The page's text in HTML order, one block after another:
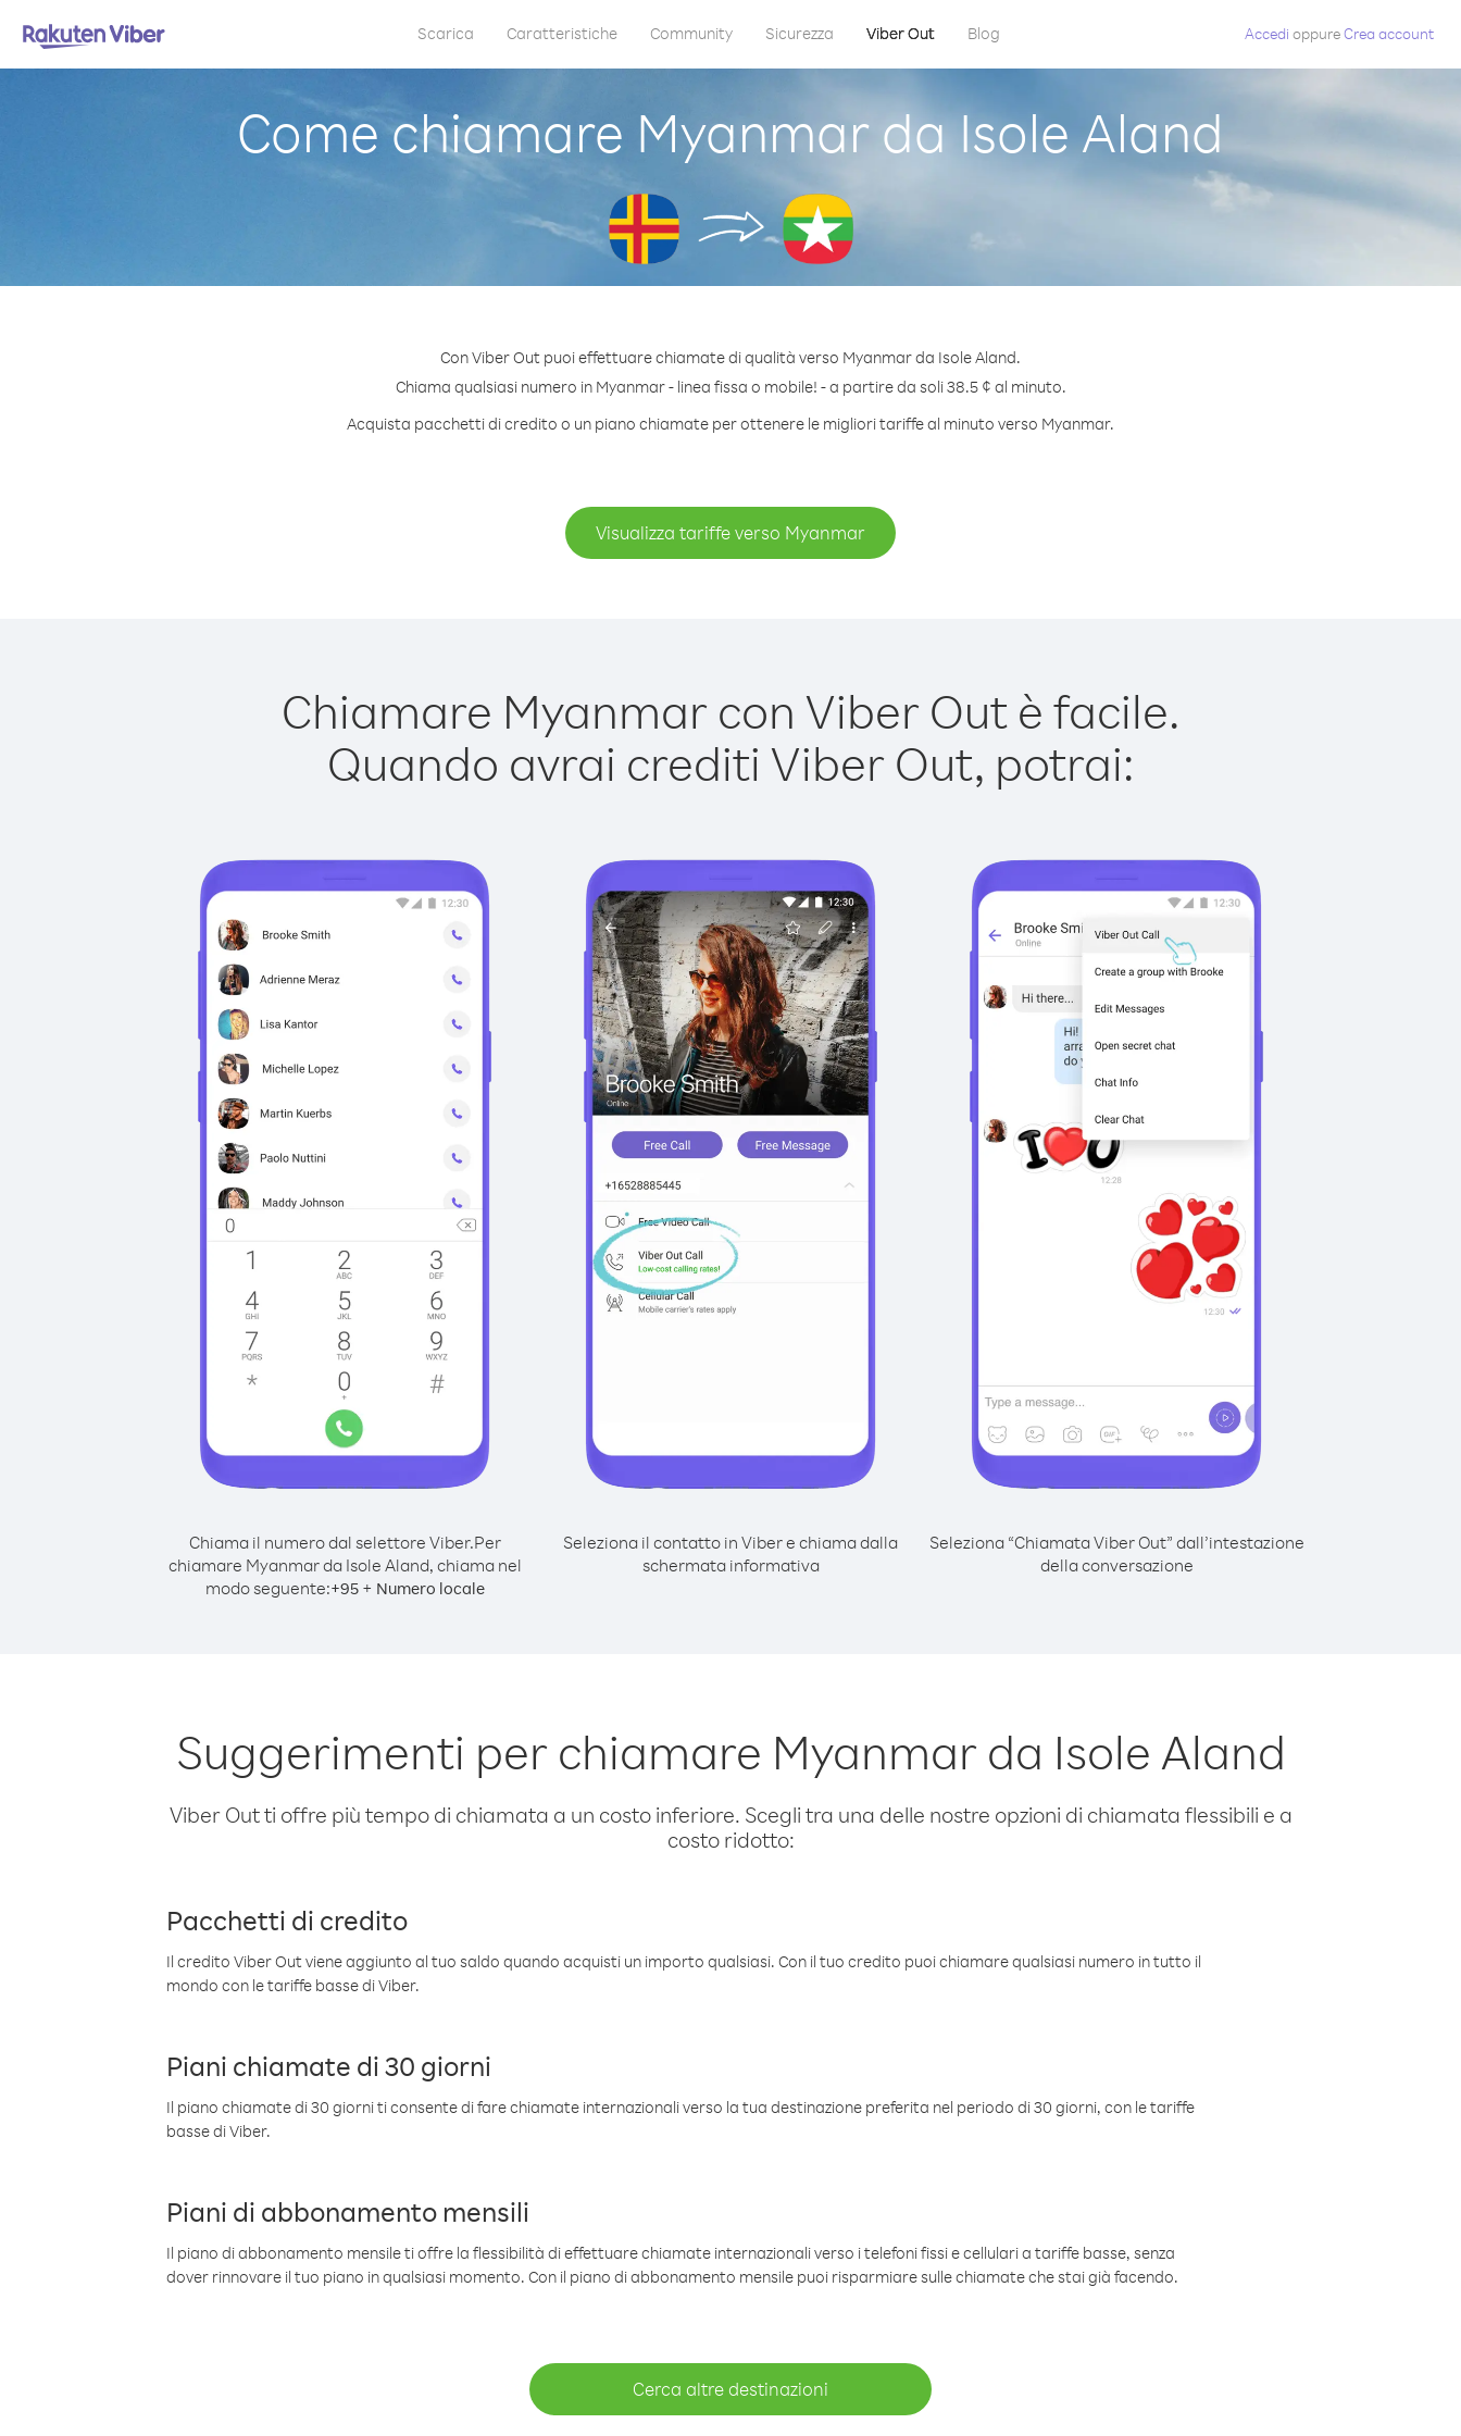
Scarica Caratteristiche Community Sicurezza Viber Out Blog Accedi oppureCrea account
Come chiamare Myanmar da Isole Aland
Con Viber Out puoi effettuare chiamate di qualità verso Myanmar da Isole Aland.
Chiama qualsiasi numero in Myanmar - linea fissa o mobile! - a partire da soli 38.5 ¢ al minuto.
Acquista pacchetti di credito o un piano chiamate per ottenere le migliori tariffe al minuto verso Myanmar.
Visualizza tariffe verso Myanmar
Chiamare Myanmar con Viber Out è facile.
Quando avrai crediti Viber Out, potrai:
Chiama il numero dal selettore Viber.Per
chiamare Myanmar da Isole Aland, chiama nel
modo seguente:+95+ Numero locale
Seleziona il contatto in Viber e chiama dalla
schermata informativa
Seleziona “Chiamata Viber Out” dall’intestazione
della conversazione
Suggerimenti per chiamare Myanmar da Isole Aland
Viber Out ti offre più tempo di chiamata a un costo inferiore. Scegli tra una delle nostre opzioni di chiamata flessibili e a
costo ridotto:
Pacchetti di credito
Il credito Viber Out viene aggiunto al tuo saldo quando acquisti un importo qualsiasi. Con il tuo credito puoi chiamare qualsiasi numero in tutto il
mondo con le tariffe basse di Viber.
Piani chiamate di 30 giorni
Il piano chiamate di 30 giorni ti consente di fare chiamate internazionali verso la tua destinazione preferita nel periodo di 30 giorni, con le tariffe
basse di Viber.
Piani di abbonamento mensili
Il piano di abbonamento mensile ti offre la flessibilità di effettuare chiamate internazionali verso i telefoni fissi e cellulari a tariffe basse, senza
dover rinnovare il tuo piano in qualsiasi momento. Con il piano di abbonamento mensile puoi risparmiare sulle chiamate che stai già facendo.
Cerca altre destinazioni